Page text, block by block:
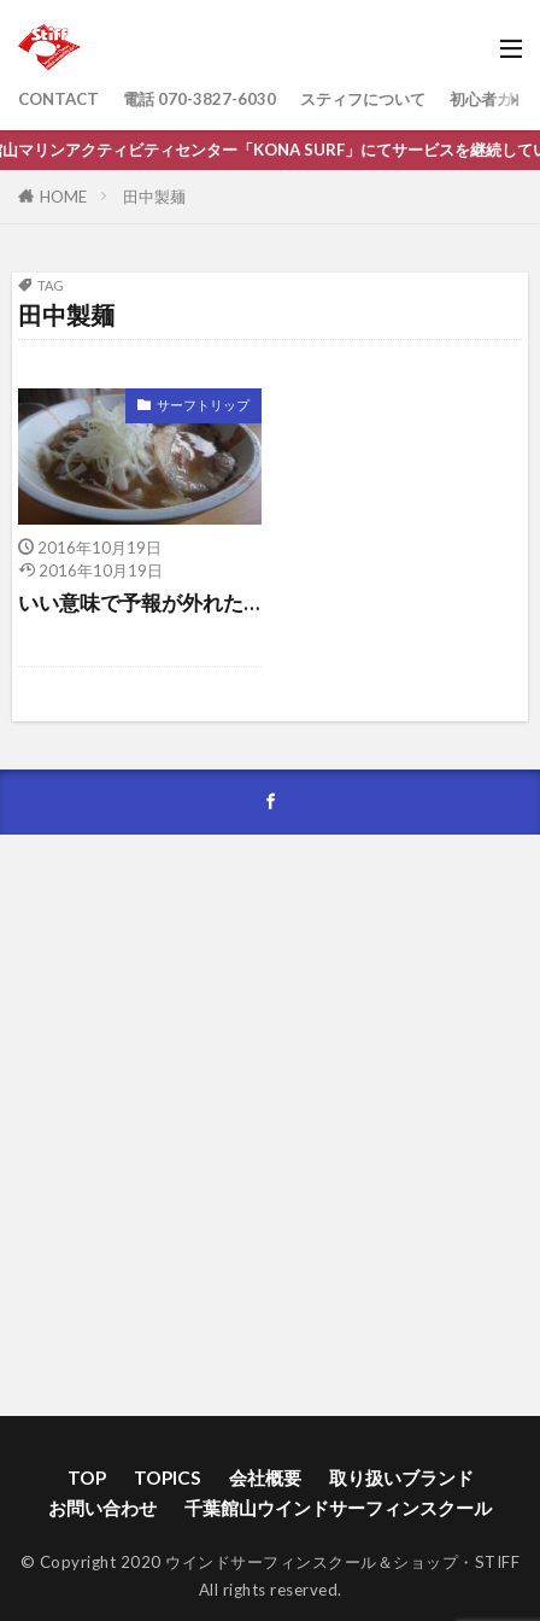
CONTACT 電話 070-3827-6030 スティフについて 初心者ガイ
ンアクティビティセンター「KONA SURF」にてサービスを継続してい
HOME 田中製麺
TAG
田中製麺
サーフトリップ
2016年10月19日
2016年10月19日
いい意味で予報が外れた…
TOP TOPICS 会社概要
取り扱いブランド
お問い合わせ
千葉館山ウインドサーフィンスクール
© Copyright 2020 ウインドサーフィンスクール＆ショップ・STIFF
All rights reserved.